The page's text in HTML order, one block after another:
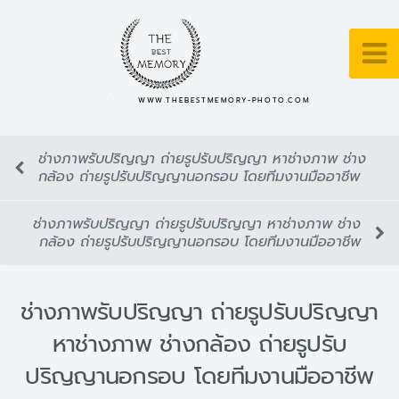
WWW.THEBESTMEMORY-PHOTO.COM
ช่างภาพรับปริญญา ถ่ายรูปรับปริญญา หาช่างภาพ ช่าง
กล้อง ถ่ายรูปรับปริญญานอกรอบ โดยทีมงานมืออาชีพ
ช่างภาพรับปริญญา ถ่ายรูปรับปริญญา หาช่างภาพ ช่าง
กล้อง ถ่ายรูปรับปริญญานอกรอบ โดยทีมงานมืออาชีพ
ช่างภาพรับปริญญา ถ่ายรูปรับปริญญา
หาช่างภาพ ช่างกล้อง ถ่ายรูปรับ
ปริญญานอกรอบ โดยทีมงานมืออาชีพ